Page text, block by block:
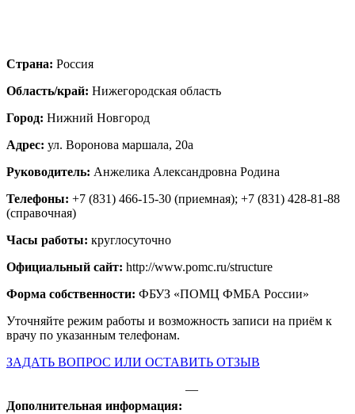
Страна: Россия
Область/край: Нижегородская область
Город: Нижний Новгород
Адрес: ул. Воронова маршала, 20а
Руководитель: Анжелика Александровна Родина
Телефоны: +7 (831) 466-15-30 (приемная); +7 (831) 428-81-88
(справочная)
Часы работы: круглосуточно
Официальный сайт: http://www.pomc.ru/structure
Форма собственности: ФБУЗ «ПОМЦ ФМБА России»
Уточняйте режим работы и возможность записи на приём к
врачу по указанным телефонам.
ЗАДАТЬ ВОПРОС ИЛИ ОСТАВИТЬ ОТЗЫВ
Дополнительная информация:
—